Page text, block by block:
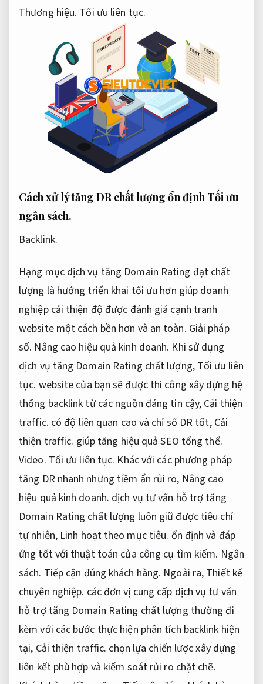
Thương hiệu. Tối ưu liên tục.
Cách xử lý tăng DR chất lượng ổn định Tối ưu
ngân sách.
Backlink.
Hạng mục dịch vụ tăng Domain Rating đạt chất
lượng là hướng triển khai tối ưu hơn giúp doanh
nghiệp cải thiện độ được đánh giá cạnh tranh
website một cách bền hơn và an toàn. Giải pháp
số. Nâng cao hiệu quả kinh doanh. Khi sử dụng
dịch vụ tăng Domain Rating chất lượng, Tối ưu liên
tục. website của bạn sẽ được thi công xây dựng hệ
thống backlink từ các nguồn đáng tin cậy, Cải thiện
traffic. có độ liên quan cao và chỉ số DR tốt, Cải
thiện traffic. giúp tăng hiệu quả SEO tổng thể.
Video. Tối ưu liên tục. Khác với các phương pháp
tăng DR nhanh nhưng tiềm ẩn rủi ro, Nâng cao
hiệu quả kinh doanh. dịch vụ tư vấn hỗ trợ tăng
Domain Rating chất lượng luôn giữ được tiêu chí
tự nhiên, Linh hoạt theo mục tiêu. ổn định và đáp
ứng tốt với thuật toán của công cụ tìm kiếm. Ngân
sách. Tiếp cận đúng khách hàng. Ngoài ra, Thiết kế
chuyên nghiệp. các đơn vị cung cấp dịch vụ tư vấn
hỗ trợ tăng Domain Rating chất lượng thường đi
kèm với các bước thực hiện phân tích backlink hiện
tại, Cải thiện traffic. chọn lựa chiến lược xây dựng
liên kết phù hợp và kiểm soát rủi ro chặt chẽ.